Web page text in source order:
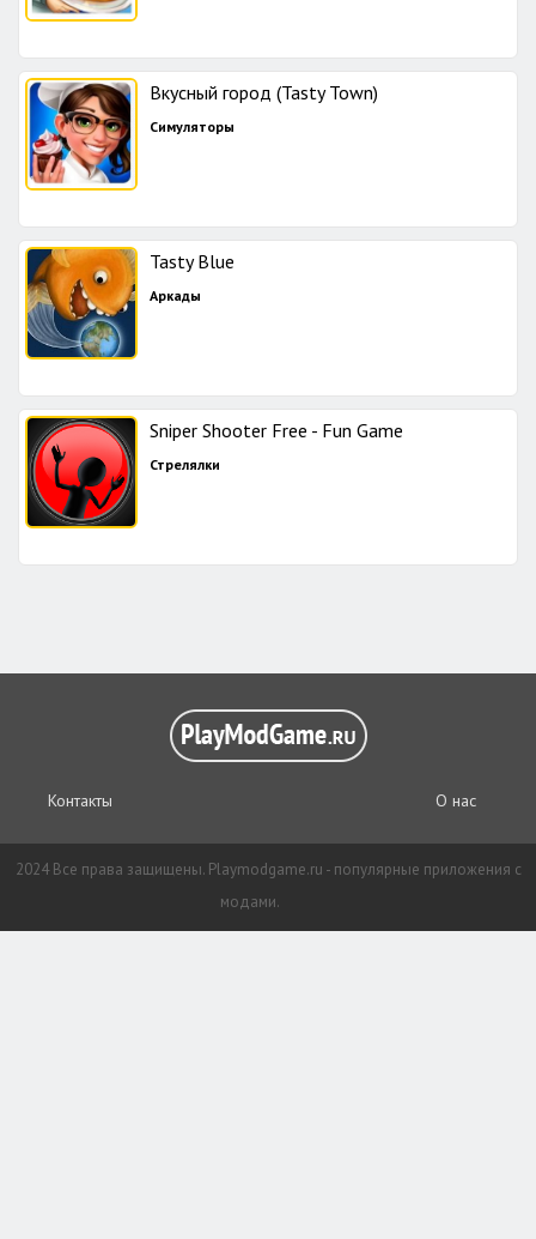
Вкусный город (Tasty Town)
Симуляторы
Tasty Blue
Аркады
Sniper Shooter Free - Fun Game
Стрелялки
Контакты О нас
2024 Все права защищены. Playmodgame.ru - популярные приложения с
модами.